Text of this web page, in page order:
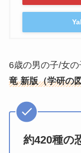
6歳の男の子/女
竜 新版（学研の
約420種の